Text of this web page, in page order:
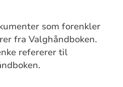
som forenkler
fra Valghåndboken.
refererer til